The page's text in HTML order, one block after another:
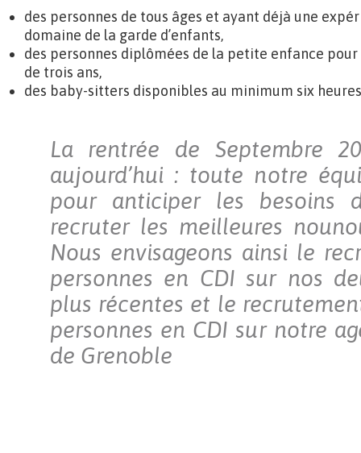
des personnes de tous âges et ayant déjà une
domaine de la garde d’enfants,
des personnes diplômées de la petite enfance pour
de trois ans,
des baby-sitters disponibles au minimum six
La rentrée de Septembre
aujourd’hui : toute notre
pour anticiper les besoins
recruter les meilleures
Nous envisageons ainsi le
personnes en CDI sur nos
plus récentes et le
personnes en CDI sur notre
de Grenoble